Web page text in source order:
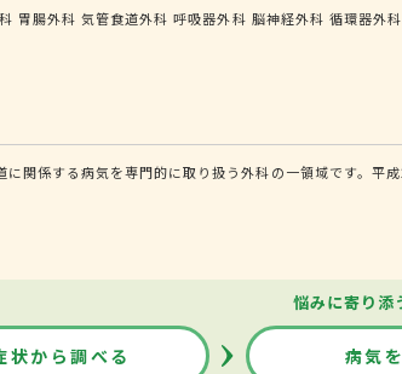
胃腸外科 気管食道外科 呼吸器外科 脳神経外科 循環器外科
関係する病気を専門的に取り扱う外科の一領域です。平
悩みに寄り添
状から調べる 病気